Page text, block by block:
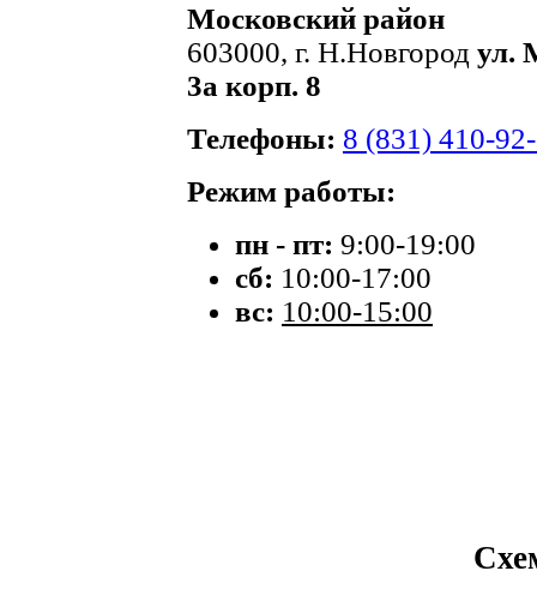
Московский район
603000, г. Н.Новгород ул.
3а корп. 8
Телефоны: 8 (831) 410-
Режим работы:
пн - пт: 9:00-19:00
сб: 10:00-17:00
вс: 10:00-15:00